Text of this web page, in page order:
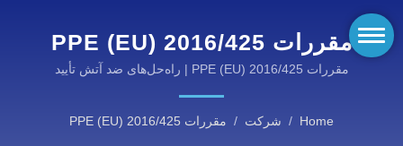
مقررات PPE (EU) 2016/425
| تجهیزات مقاوم در برابر آتش
دسته‌های ما را کشف کنید
مقررات PPE (EU) 2016/425 | راه‌حل‌های ضد آتش تأیید
Home
/ شرکت / مقررات PPE (EU) 2016/425